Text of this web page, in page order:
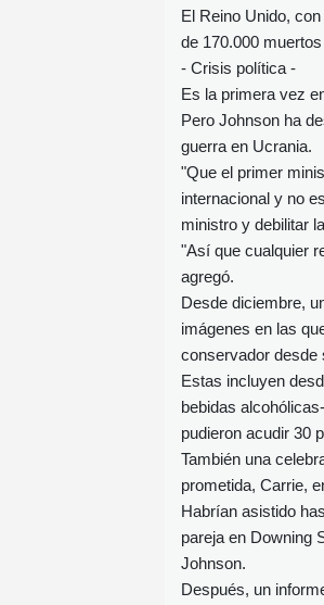
El Reino Unido,
de 170.000
- Crisis política -
Es la primera vez
Pero Johnson ha
guerra en Ucrania.
"Que el primer
internacional y no
ministro y debilitar
"Así que cualquier
agregó.
Desde diciembre,
imágenes en las
conservador desde
Estas incluyen
bebidas
pudieron acudir 30
También una
prometida, Carrie,
Habrían asistido
pareja en Downing
Johnson.
Después, un